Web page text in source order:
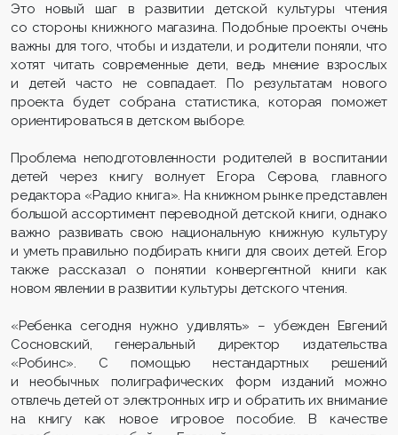
Это новый шаг в развитии детской культуры чтения
со стороны книжного магазина. Подобные проекты очень
важны для того, чтобы и издатели, и родители поняли, что
хотят читать современные дети, ведь мнение взрослых
и детей часто не совпадает. По результатам нового
проекта будет собрана статистика, которая поможет
ориентироваться в детском выборе.
Проблема неподготовленности родителей в воспитании
детей через книгу волнует Егора Серова, главного
редактора «Радио книга». На книжном рынке представлен
большой ассортимент переводной детской книги, однако
важно развивать свою национальную книжную культуру
и уметь правильно подбирать книги для своих детей. Егор
также рассказал о понятии конвергентной книги как
новом явлении в развитии культуры детского чтения.
«Ребенка сегодня нужно удивлять» – убежден Евгений
Сосновский, генеральный директор издательства
«Робинс». С помощью нестандартных решений
и необычных полиграфических форм изданий можно
отвлечь детей от электронных игр и обратить их внимание
на книгу как новое игровое пособие. В качестве